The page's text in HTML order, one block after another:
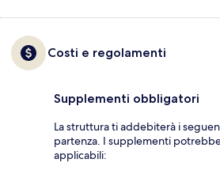
Costi e regolamenti
Supplementi obbligatori
La struttura ti addebiterà i
partenza. I supplementi
applicabili: